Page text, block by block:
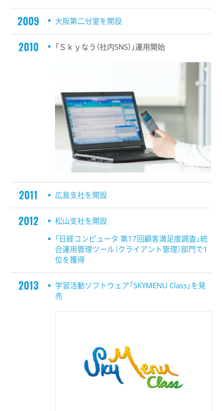
2009 大阪第二分室を開設
2010 「Ｓｋｙなう（社内SNS）」運用開始
2011 広島支社を開設
2012
松山支社を開設
「日経コンピュータ 第17回顧客満足度調査」統
合運用管理ツール（クライアント管理）部門で1
位を獲得
2013
学習活動ソフトウェア「SKYMENU Class」を発
売